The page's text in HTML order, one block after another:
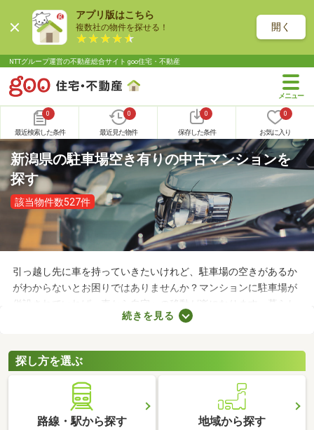
アプリ版はこちら
複数社の物件を探せる！ 開く
NTTグループ運営の不動産総合サイト goo住宅・不動産
0
最近検索した条件
0
最近見た物件
0
保存した条件
0
お気に入り
新潟県の駐車場空き有りの中古マンションを
探す
該当物件数527件
引っ越し先に車を持っていきたいけれど、駐車場の空きがあるか
がわからないとお困りではありませんか？マンションに駐車場が
併設されていれば、車から自宅への移動が楽になります。暮らし
やすさに直結するポイントなので、購入前に必ず駐車場の空きが
中古マンションを紹介します。
続きを見る
探し方を選ぶ
路線・駅から探す 地域から探す